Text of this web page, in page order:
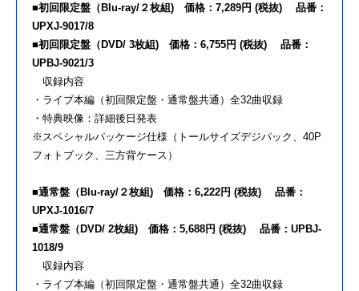
■初回限定盤（Blu-ray/２枚組) 価格：7,289円 (税抜) 品番：
UPXJ-9017/8
■初回限定盤（DVD/ 3枚組) 価格：6,755円 (税抜) 品番：
UPBJ-9021/3
収録内容
・ライブ本編（初回限定盤・通常盤共通）全32曲収録
・特典映像：詳細後日発表
※スペシャルパッケージ仕様（トールサイズデジパック、40P
フォトブック、三方背ケース）
■通常盤（Blu-ray/２枚組) 価格：6,222円 (税抜) 品番：
UPXJ-1016/7
■通常盤（DVD/ 2枚組) 価格：5,688円 (税抜) 品番：UPBJ-
1018/9
収録内容
・ライブ本編（初回限定盤・通常盤共通）全32曲収録